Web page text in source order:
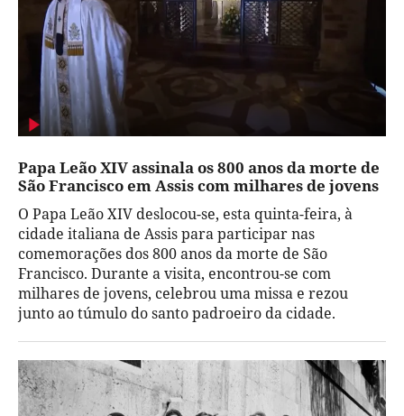
Papa Leão XIV assinala os 800 anos da morte de
São Francisco em Assis com milhares de jovens
O Papa Leão XIV deslocou-se, esta quinta-feira, à
cidade italiana de Assis para participar nas
comemorações dos 800 anos da morte de São
Francisco. Durante a visita, encontrou-se com
milhares de jovens, celebrou uma missa e rezou
junto ao túmulo do santo padroeiro da cidade.